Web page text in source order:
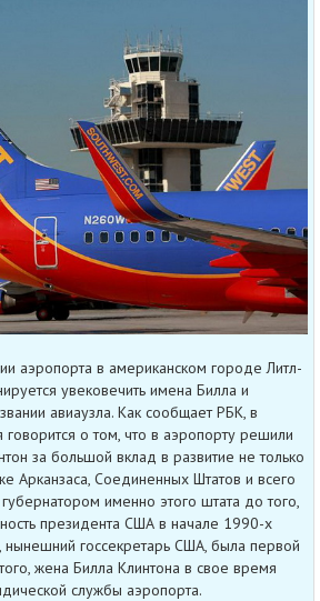
аэропорта в американском городе Литл-
увековечить имена Билла и
авиаузла. Как сообщает РБК, в
о том, что в аэропорту решили
за большой вклад в развитие не только
Арканзаса, Соединенных Штатов и всего
именно этого штата до того,
президента США в начале 1990-х
нынешний госсекретарь США, была первой
жена Билла Клинтона в свое время
службы аэропорта.